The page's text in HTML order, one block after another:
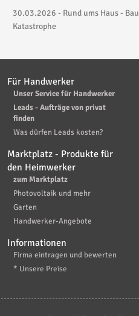
30.03.2026 - Rund ums Haus - Bau
Katastrophe
Für Handwerker
Unser Service für Handwerker
Leads - Aufträge von privat
finden
Was dürfen Leads kosten?
Marktplatz - Produkte für
den Heimwerker
zum Marktplatz
Photovoltaik und mehr
Garten
Handwerker-Angebote
Informationen
Firma eintragen und bewerten
* Unsere Preise